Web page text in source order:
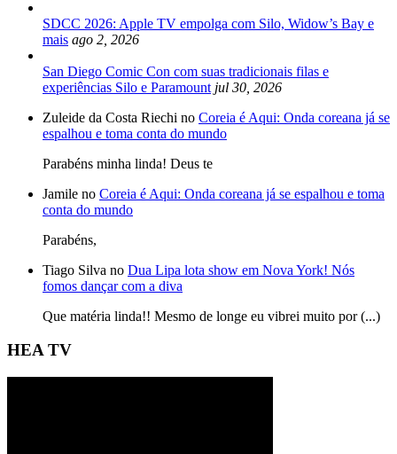
SDCC 2026: Apple TV empolga com Silo, Widow’s Bay e
mais ago 2, 2026
San Diego Comic Con com suas tradicionais filas e
experiências Silo e Paramount jul 30, 2026
Zuleide da Costa Riechi no Coreia é Aqui: Onda coreana já se
espalhou e toma conta do mundo
Parabéns minha linda! Deus te
Jamile no Coreia é Aqui: Onda coreana já se espalhou e toma
conta do mundo
Parabéns,
Tiago Silva no Dua Lipa lota show em Nova York! Nós
fomos dançar com a diva
Que matéria linda!! Mesmo de longe eu vibrei muito por (...)
HEA TV